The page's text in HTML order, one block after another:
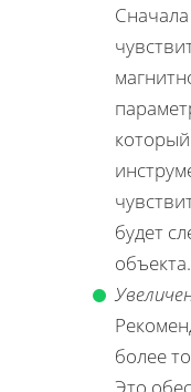
будет
объекта.
более
Это